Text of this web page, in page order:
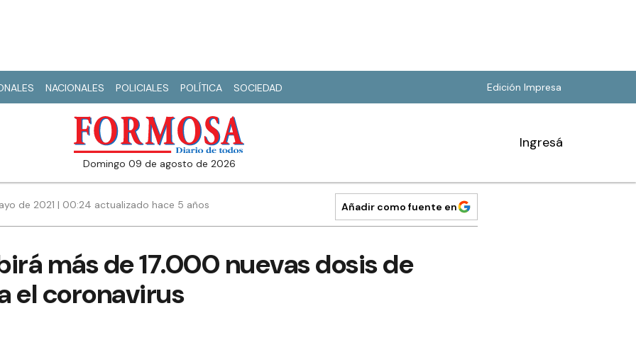
NACIONALES POLICIALES POLÍTICA SOCIEDAD Edición Impresa
domingo 09 de agosto de 2026
Ingresá
de 2021 | 00:24 actualizado hace 5 años Añadir como fuente en
más de 17.000 nuevas dosis de
el coronavirus